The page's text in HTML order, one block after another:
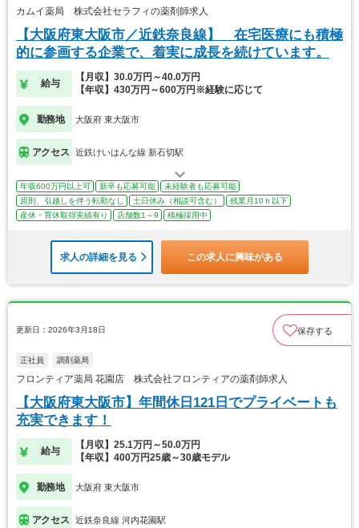
カムイ薬局 株式会社セラフィの薬剤師求人
【大阪府東大阪市／近鉄奈良線】 在宅医療にも積極
的に参画する企業で、着実に成長を続けています。
給与
【月収】30.0万円～40.0万円
【年収】430万円～600万円※経験に応じて
勤務地 大阪府 東大阪市
アクセス 近鉄けいはんな線 新石切駅
年収600万円以上可 新卒も応募可能
未経験者も応募可能
原則、引越しを伴う転勤なし
土日休み（相談可含む）
残業月10ｈ以下
産休・育休取得実績有り
店舗数1～9 積極採用中
求人の詳細を見る この求人に興味がある
更新日：2026年3月18日 保存する
正社員 調剤薬局
フロンティア薬局 花園店 株式会社フロンティアの薬剤師求人
【大阪府東大阪市】年間休日121日でプライベートも
充実できます！
給与
【月収】25.1万円～50.0万円
【年収】400万円25歳～30歳モデル
勤務地 大阪府 東大阪市
アクセス 近鉄奈良線 河内花園駅